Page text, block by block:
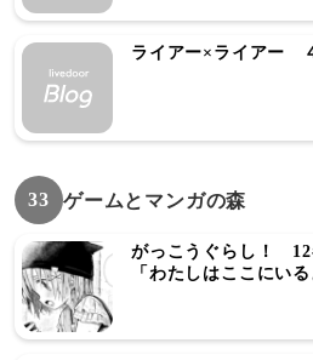
ライアー×ライアー
33 ゲームとマンガの森
がっこうぐらし！ 12
「わたしはここにい